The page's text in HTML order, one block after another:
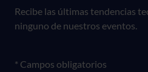
Recibe las últimas tendencias
ninguno de nuestros eventos.
Formulario newsletter
* Campos obligatorios